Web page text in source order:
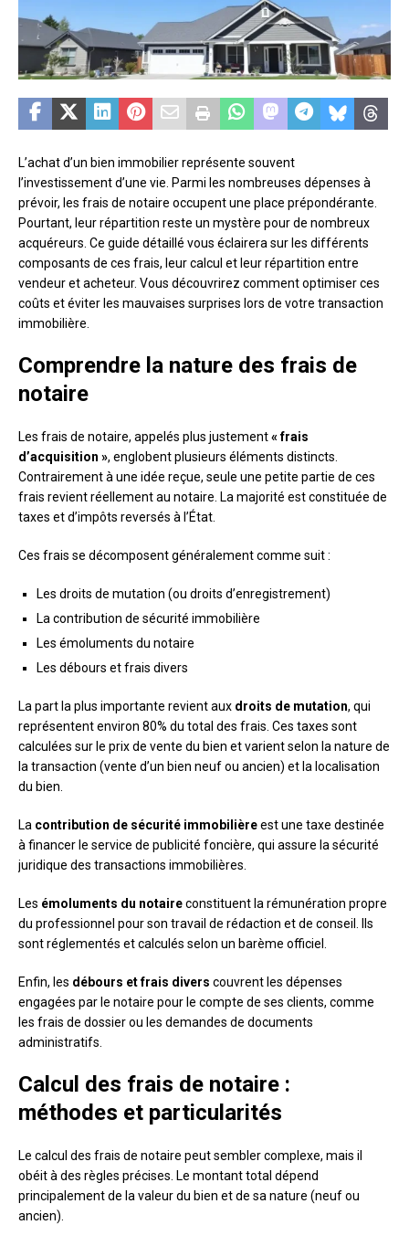
L’achat d’un bien immobilier représente souvent
l’investissement d’une vie. Parmi les nombreuses dépenses à
prévoir, les frais de notaire occupent une place prépondérante.
Pourtant, leur répartition reste un mystère pour de nombreux
acquéreurs. Ce guide détaillé vous éclairera sur les différents
composants de ces frais, leur calcul et leur répartition entre
vendeur et acheteur. Vous découvrirez comment optimiser ces
coûts et éviter les mauvaises surprises lors de votre transaction
immobilière.
Comprendre la nature des frais de
notaire
Les frais de notaire, appelés plus justement« frais
d’acquisition », englobent plusieurs éléments distincts.
Contrairement à une idée reçue, seule une petite partie de ces
frais revient réellement au notaire. La majorité est constituée de
taxes et d’impôts reversés à l’État.
Ces frais se décomposent généralement comme suit :
Les droits de mutation (ou droits d’enregistrement)
La contribution de sécurité immobilière
Les émoluments du notaire
Les débours et frais divers
La part la plus importante revient aux droits de mutation, qui
représentent environ 80% du total des frais. Ces taxes sont
calculées sur le prix de vente du bien et varient selon la nature de
la transaction (vente d’un bien neuf ou ancien) et la localisation
du bien.
La contribution de sécurité immobilièreest une taxe destinée
à financer le service de publicité foncière, qui assure la sécurité
juridique des transactions immobilières.
Les émoluments du notaireconstituent la rémunération propre
du professionnel pour son travail de rédaction et de conseil. Ils
sont réglementés et calculés selon un barème officiel.
Enfin, les débours et frais divers couvrent les dépenses
engagées par le notaire pour le compte de ses clients, comme
les frais de dossier ou les demandes de documents
administratifs.
Calcul des frais de notaire :
méthodes et particularités
Le calcul des frais de notaire peut sembler complexe, mais il
obéit à des règles précises. Le montant total dépend
principalement de la valeur du bien et de sa nature (neuf ou
ancien).